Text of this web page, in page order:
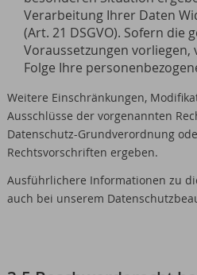
Verarbeitung Ihrer Daten
(Art. 21 DSGVO). Sofern die
Voraussetzungen
Folge Ihre
Weitere Einschränkungen,
Ausschlüsse der vorgenannten
Datenschutz-Grundverordnung
Rechtsvorschriften ergeben.
Ausführlichere Informationen zu
auch bei unserem